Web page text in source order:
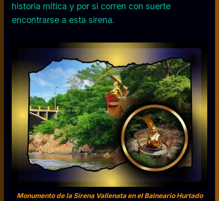
historia mítica y por si corren con suerte
encontrarse a esta sirena.
Monumento de la Sirena Vallenata en el Balneario Hurtado